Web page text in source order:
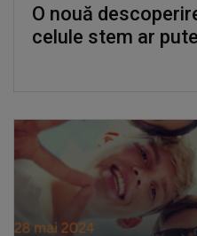
O nouă
celule stem ar